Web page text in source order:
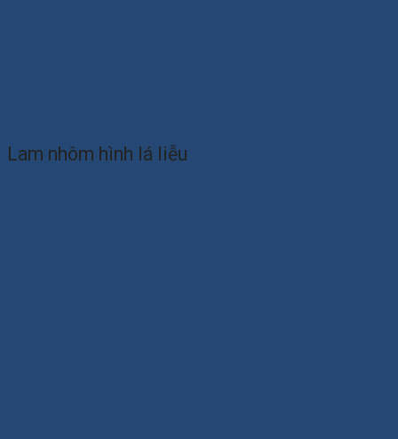
Lam nhôm hình lá liễu